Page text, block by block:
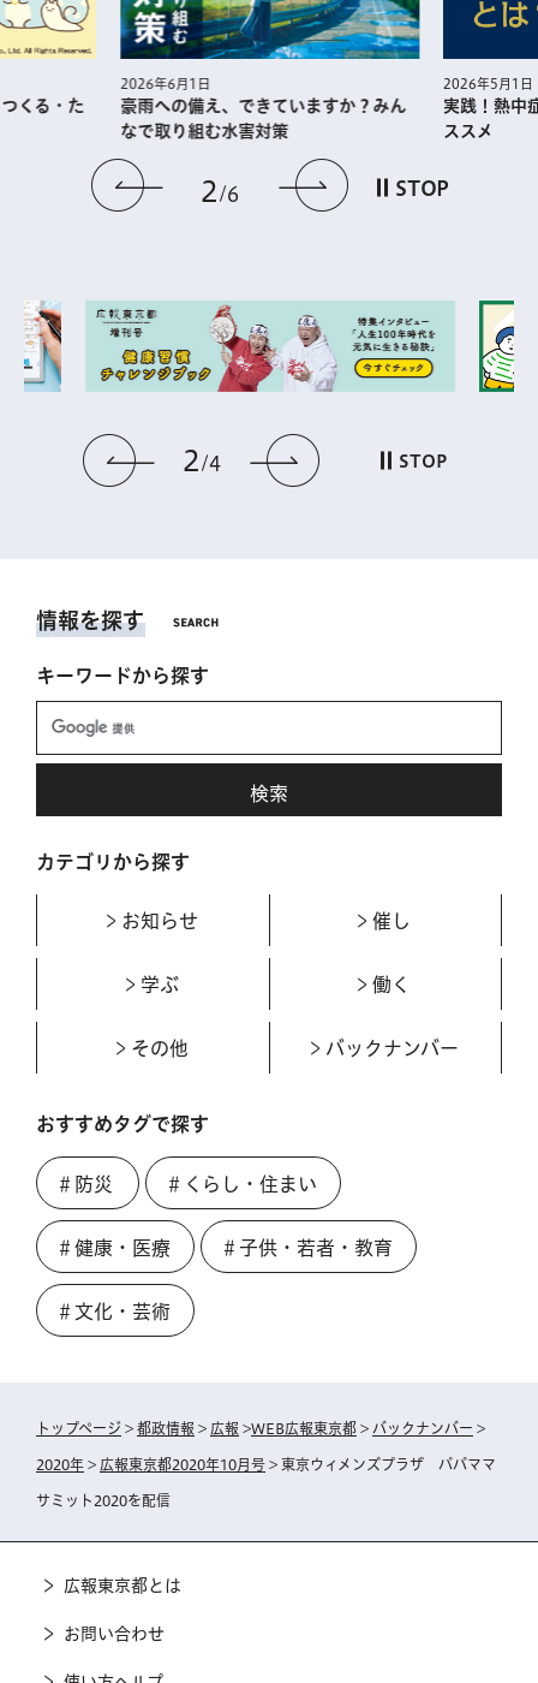
前のスライドを表示
2 6 次のスライドを
STOP
くる・た
2026年6月1日
豪雨への備え、できていますか？みん
なで取り組む水害対策
2026年5月1日
実践！熱中
ススメ
前のスライドを表示
2 4 次のスライドを表
STOP
情報を探す
キーワードから探す
カテゴリから探す
お知らせ 催し
学ぶ 働く
その他 バックナンバー
おすすめタグで探す
＃防災 ＃くらし・住まい
＃健康・医療 ＃子供・若者・教育
＃文化・芸術
トップページ > 都政情報 > 広報 >WEB広報東京都 > バックナンバー >
2020年 > 広報東京都2020年10月号 > 東京ウィメンズプラザ パパママ
サミット2020を配信
広報東京都とは
お問い合わせ